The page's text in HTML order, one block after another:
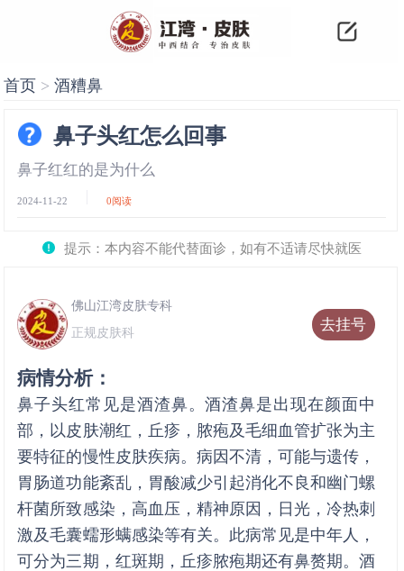
首页 >酒糟鼻
鼻子头红怎么回事
鼻子红红的是为什么
2024-11-22 0阅读
提示：本内容不能代替面诊，如有不适请尽快就医
去挂号
佛山江湾皮肤专科
正规皮肤科
病情分析：
鼻子头红常见是酒渣鼻。酒渣鼻是出现在颜面中
部，以皮肤潮红，丘疹，脓疱及毛细血管扩张为主
要特征的慢性皮肤疾病。病因不清，可能与遗传，
胃肠道功能紊乱，胃酸减少引起消化不良和幽门螺
杆菌所致感染，高血压，精神原因，日光，冷热刺
激及毛囊蠕形螨感染等有关。此病常见是中年人，
可分为三期，红斑期，丘疹脓疱期还有鼻赘期。酒